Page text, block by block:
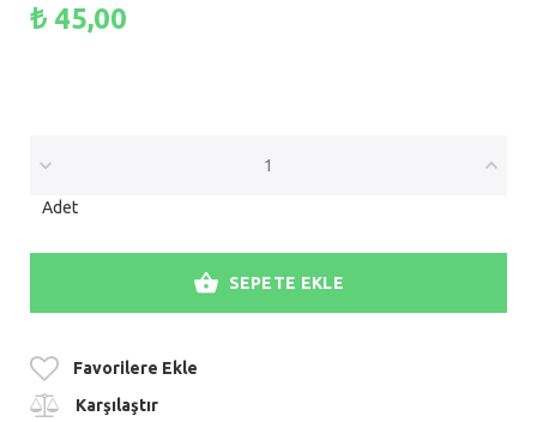
₺ 45,00
Adet
SEPETE EKLE
Favorilere Ekle
Karşılaştır